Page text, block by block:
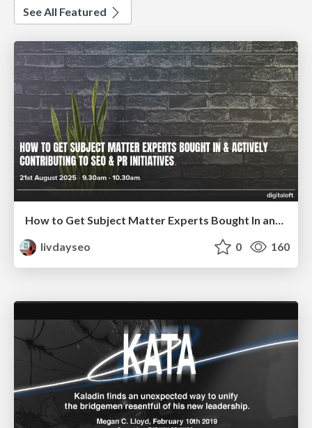
See All Featured
livdayseo
0 160